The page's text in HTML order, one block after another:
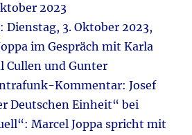
2023
Dienstag, 3. Oktober 2023,
im Gespräch mit Karla
Cullen und Gunter
Kommentar: Josef
Deutschen Einheit“ bei
Marcel Joppa spricht mit